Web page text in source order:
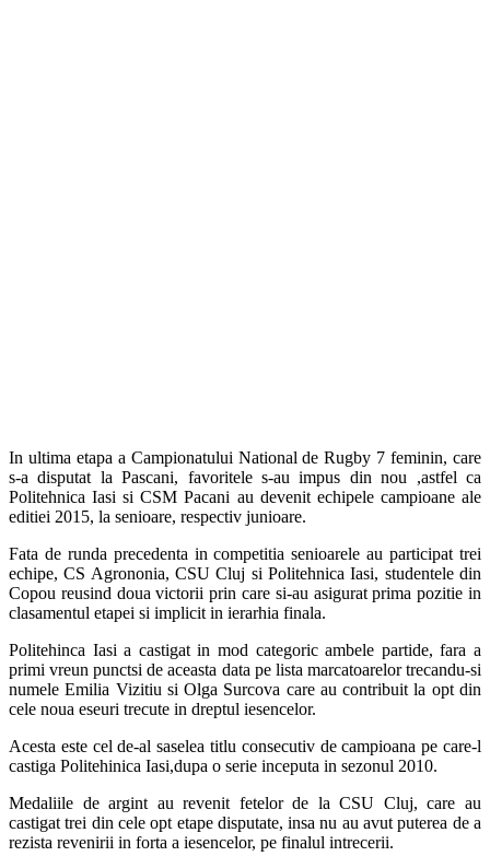
In ultima etapa a Campionatului National de Rugby 7 feminin, care
s-a disputat la Pascani, favoritele s-au impus din nou ,astfel ca
Politehnica Iasi si CSM Pacani au devenit echipele campioane ale
editiei 2015, la senioare, respectiv junioare.
Fata de runda precedenta in competitia senioarele au participat trei
echipe, CS Agrononia, CSU Cluj si Politehnica Iasi, studentele din
Copou reusind doua victorii prin care si-au asigurat prima pozitie in
clasamentul etapei si implicit in ierarhia finala.
Politehinca Iasi a castigat in mod categoric ambele partide, fara a
primi vreun punctsi de aceasta data pe lista marcatoarelor trecandu-si
numele Emilia Vizitiu si Olga Surcova care au contribuit la opt din
cele noua eseuri trecute in dreptul iesencelor.
Acesta este cel de-al saselea titlu consecutiv de campioana pe care-l
castiga Politehinica Iasi,dupa o serie inceputa in sezonul 2010.
Medaliile de argint au revenit fetelor de la CSU Cluj, care au
castigat trei din cele opt etape disputate, insa nu au avut puterea de a
rezista revenirii in forta a iesencelor, pe finalul intrecerii.